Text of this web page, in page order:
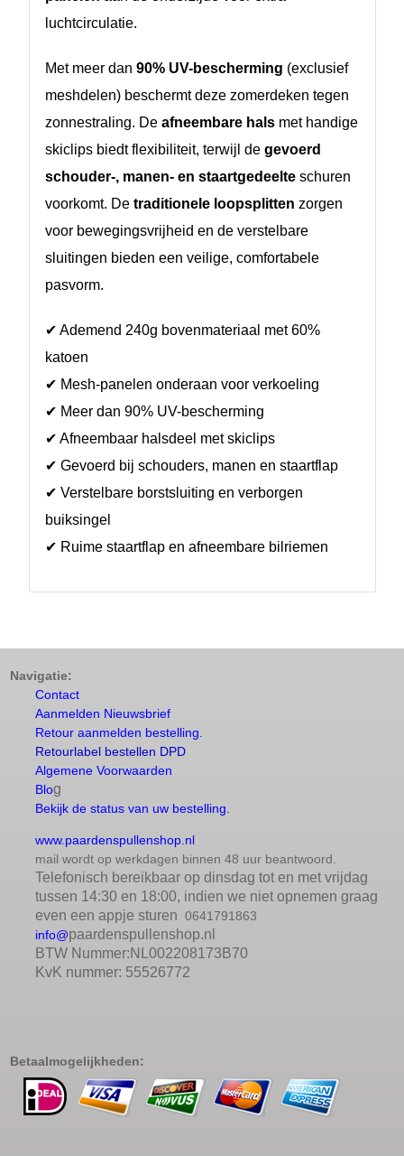
luchtcirculatie.
Met meer dan 90% UV-bescherming (exclusief
meshdelen) beschermt deze zomerdeken tegen
zonnestraling. De afneembare hals met handige
skiclips biedt flexibiliteit, terwijl de gevoerd
schouder-, manen- en staartgedeelte schuren
voorkomt. De traditionele loopsplitten zorgen
voor bewegingsvrijheid en de verstelbare
sluitingen bieden een veilige, comfortabele
pasvorm.
✔ Ademend 240g bovenmateriaal met 60%
katoen
✔ Mesh-panelen onderaan voor verkoeling
✔ Meer dan 90% UV-bescherming
✔ Afneembaar halsdeel met skiclips
✔ Gevoerd bij schouders, manen en staartflap
✔ Verstelbare borstsluiting en verborgen
buiksingel
✔ Ruime staartflap en afneembare bilriemen
Navigatie:
Contact
Aanmelden Nieuwsbrief
Retour aanmelden bestelling.
Retourlabel bestellen DPD
Algemene Voorwaarden
Blog
Bekijk de status van uw bestelling.
www.paardenspullenshop.nl
mail wordt op werkdagen binnen 48 uur beantwoord.
Telefonisch bereikbaar op dinsdag tot en met vrijdag
tussen 14:30 en 18:00, indien we niet opnemen graag
even een appje sturen 0641791863
info@paardenspullenshop.nl
BTW Nummer:NL002208173B70
KvK nummer: 55526772
Betaalmogelijkheden: